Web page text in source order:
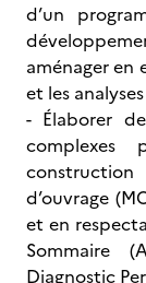
d’un
aménager en
et les
- Élaborer
d’ouvrage
et en
Sommaire
Diagnostic